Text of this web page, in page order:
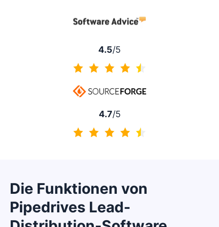
4.5/5
4.7/5
Die Funktionen von
Pipedrives Lead-